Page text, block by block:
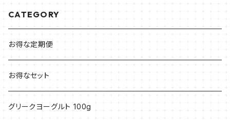
CATEGORY
お得な定期便
お得なセット
グリークヨーグルト 100g